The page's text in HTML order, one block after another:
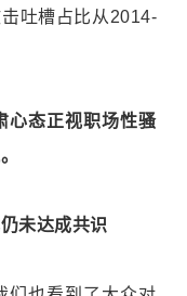
吐槽占比从2014-
心态正视职场性骚
未达成共识